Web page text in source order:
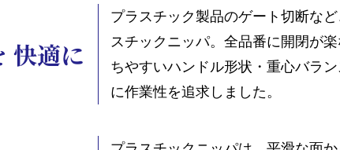
快適に
プラスチック製品のゲート切断な
スチックニッパ。全品番に開閉が
ちやすいハンドル形状・重心バラ
に作業性を追求しました。